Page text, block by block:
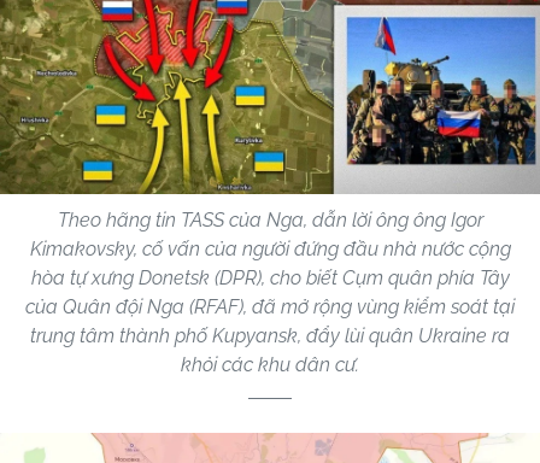
Theo hãng tin TASS của Nga, dẫn lời ông ông Igor
Kimakovsky, cố vấn của người đứng đầu nhà nước cộng
hòa tự xưng Donetsk (DPR), cho biết Cụm quân phía Tây
của Quân đội Nga (RFAF), đã mở rộng vùng kiểm soát tại
trung tâm thành phố Kupyansk, đẩy lùi quân Ukraine ra
khỏi các khu dân cư.